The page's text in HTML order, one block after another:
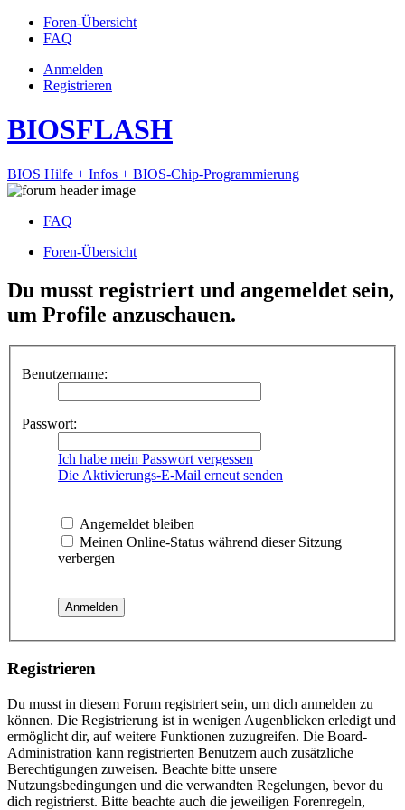
Foren-Übersicht
FAQ
Anmelden
Registrieren
BIOSFLASH
BIOS Hilfe + Infos + BIOS-Chip-Programmierung
FAQ
Foren-Übersicht
Du musst registriert und angemeldet sein,
um Profile anzuschauen.
Benutzername:
Passwort:
Ich habe mein Passwort vergessen
Die Aktivierungs-E-Mail erneut senden
Angemeldet bleiben
Meinen Online-Status während dieser Sitzung
verbergen
Registrieren
Du musst in diesem Forum registriert sein, um dich anmelden zu
können. Die Registrierung ist in wenigen Augenblicken erledigt und
ermöglicht dir, auf weitere Funktionen zuzugreifen. Die Board-
Administration kann registrierten Benutzern auch zusätzliche
Berechtigungen zuweisen. Beachte bitte unsere
Nutzungsbedingungen und die verwandten Regelungen, bevor du
dich registrierst. Bitte beachte auch die jeweiligen Forenregeln,